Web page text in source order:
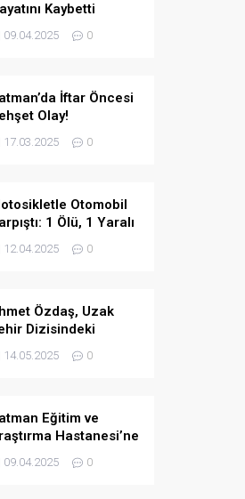
Kaybetti
09.04.2025 0
İftar Öncesi
Olay!
17.03.2025 0
Otomobil
1 Ölü, 1 Yaralı
12.04.2025 0
Özdaş, Uzak
Dizisindeki
Beğeni
14.05.2025 0
Eğitim ve
Hastanesi’ne
Yeni Uzman Hekim
09.04.2025 0